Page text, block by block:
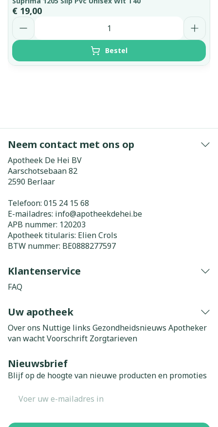
€ 19,00
Aantal
Bestel
Neem contact met ons op
Apotheek De Hei BV
Aarschotsebaan 82
2590 Berlaar
Telefoon: 015 24 15 68
E-mailadres: info@apotheekdehei.be
APB nummer: 120203
Apotheek titularis: Elien Crols
BTW nummer: BE0888277597
Klantenservice
FAQ
Uw apotheek
Over ons Nuttige links Gezondheidsnieuws Apotheker
van wachtVoorschrift Zorgtarieven
Nieuwsbrief
Blijf op de hoogte van nieuwe producten en promoties